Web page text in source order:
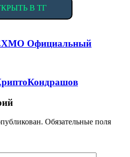
В ТГ
Официальный
Обязательные поля